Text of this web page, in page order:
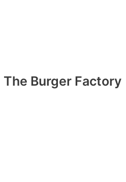
Burger Factory